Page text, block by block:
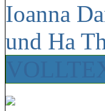
Ioanna
und Ha